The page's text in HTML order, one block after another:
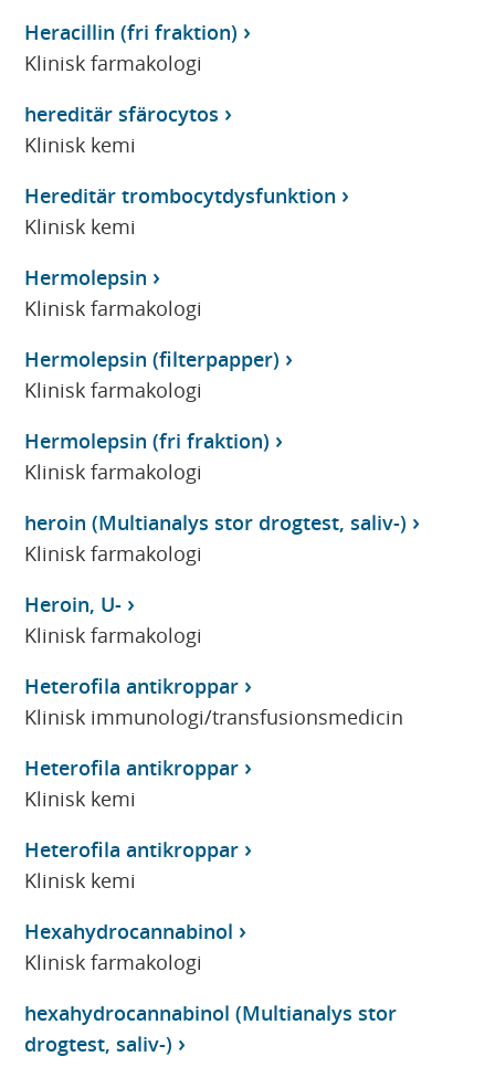
Heracillin (fri fraktion)
Klinisk farmakologi
hereditär sfärocytos
Klinisk kemi
Hereditär trombocytdysfunktion
Klinisk kemi
Hermolepsin
Klinisk farmakologi
Hermolepsin (filterpapper)
Klinisk farmakologi
Hermolepsin (fri fraktion)
Klinisk farmakologi
heroin (Multianalys stor drogtest, saliv-)
Klinisk farmakologi
Heroin, U-
Klinisk farmakologi
Heterofila antikroppar
Klinisk immunologi/transfusionsmedicin
Heterofila antikroppar
Klinisk kemi
Heterofila antikroppar
Klinisk kemi
Hexahydrocannabinol
Klinisk farmakologi
hexahydrocannabinol (Multianalys stor
drogtest, saliv-)